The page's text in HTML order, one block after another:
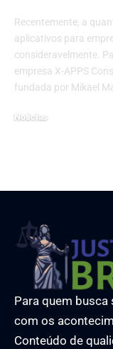
Recentemente, a
aplicativos para
consideravelmente.
empresa X-APPS
fundada por Mikael
Noticias
Para quem
com os
Conteúdo de